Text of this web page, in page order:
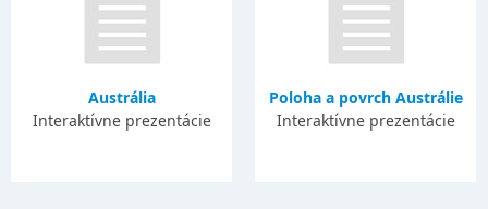
Austrália
Interaktívne prezentácie
Poloha a povrch Austrálie
Interaktívne prezentácie